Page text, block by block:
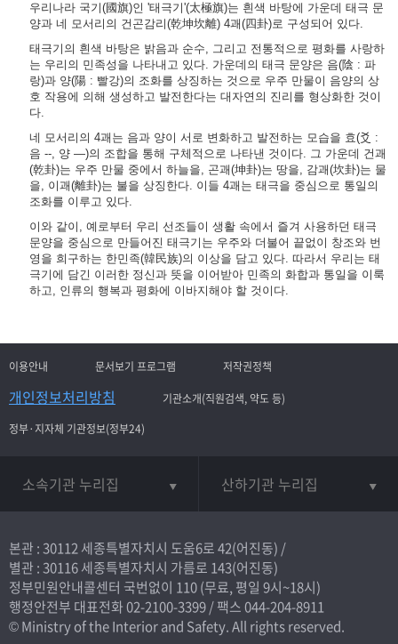
우리나라 국기(國旗)인 '태극기'(太極旗)는 흰색 바탕에 가운데 태극 문
양과 네 모서리의 건곤감리(乾坤坎離) 4괘(四卦)로 구성되어 있다.
태극기의 흰색 바탕은 밝음과 순수, 그리고 전통적으로 평화를 사랑하
는 우리의 민족성을 나타내고 있다. 가운데의 태극 문양은 음(陰 : 파
랑)과 양(陽 : 빨강)의 조화를 상징하는 것으로 우주 만물이 음양의 상
호 작용에 의해 생성하고 발전한다는 대자연의 진리를 형상화한 것이
다.
네 모서리의 4괘는 음과 양이 서로 변화하고 발전하는 모습을 효(爻 :
음 --, 양 ―)의 조합을 통해 구체적으로 나타낸 것이다. 그 가운데 건괘
(乾卦)는 우주 만물 중에서 하늘을, 곤괘(坤卦)는 땅을, 감괘(坎卦)는 물
을, 이괘(離卦)는 불을 상징한다. 이들 4괘는 태극을 중심으로 통일의
조화를 이루고 있다.
이와 같이, 예로부터 우리 선조들이 생활 속에서 즐겨 사용하던 태극
문양을 중심으로 만들어진 태극기는 우주와 더불어 끝없이 창조와 번
영을 희구하는 한민족(韓民族)의 이상을 담고 있다. 따라서 우리는 태
극기에 담긴 이러한 정신과 뜻을 이어받아 민족의 화합과 통일을 이룩
하고, 인류의 행복과 평화에 이바지해야 할 것이다.
이용안내 문서보기 프로그램 저작권정책
개인정보처리방침
기관소개(직원검색, 약도 등)
정부·지자체 기관정보(정부24)
소속기관 누리집 산하기관 누리집
본관 : 30112 세종특별자치시 도움6로 42(어진동) /
별관 : 30116 세종특별자치시 가름로 143(어진동)
정부민원안내콜센터 국번없이 110(무료, 평일 9시~18시)
행정안전부 대표전화02-2100-3399/ 팩스 044-204-8911
© Ministry of the Interior and Safety. All rights reserved.